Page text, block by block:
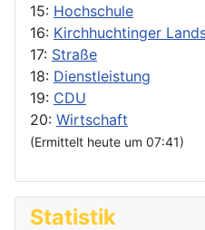
15: Hochschule
16: Kirchhuchtinger
17: Straße
18: Dienstleistung
19: CDU
20: Wirtschaft
(Ermittelt heute um 07:41)
Statistik